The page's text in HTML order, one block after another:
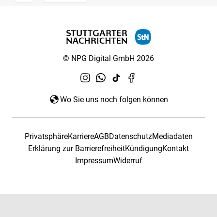
© NPG Digital GmbH 2026
Wo Sie uns noch folgen können
PrivatsphäreKarriereAGBDatenschutzMediadaten
Erklärung zur BarrierefreiheitKündigungKontakt
ImpressumWiderruf